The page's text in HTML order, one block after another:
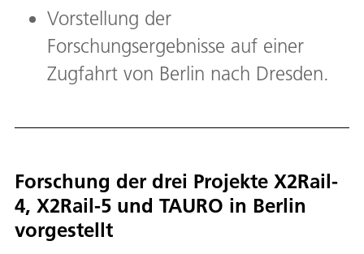
Vorstellung der
Forschungsergebnisse auf einer
Zugfahrt von Berlin nach Dresden.
Forschung der drei Projekte X2Rail-
4, X2Rail-5 und TAURO in Berlin
vorgestellt